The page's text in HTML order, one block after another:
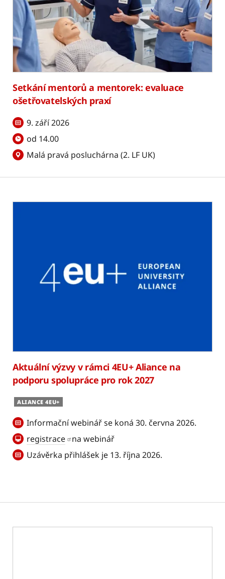
Setkání mentorů a mentorek: evaluace
ošetřovatelských praxí
9. září 2026
od 14.00
Malá pravá posluchárna (2. LF UK)
Aktuální výzvy v rámci 4EU+ Aliance na
podporu spolupráce pro rok 2027
ALIANCE 4EU+
Informační webinář se koná 30. června 2026.
registrace na webinář
Uzávěrka přihlášek je 13. října 2026.